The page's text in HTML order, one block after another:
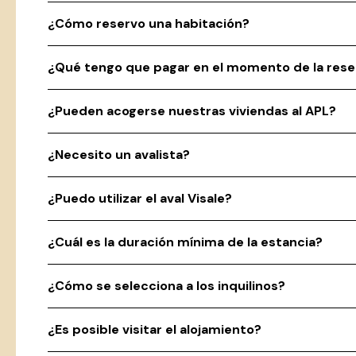
¿Cómo reservo una habitación?
¿Qué tengo que pagar en el momento de la
¿Pueden acogerse nuestras viviendas al APL?
¿Necesito un avalista?
¿Puedo utilizar el aval Visale?
¿Cuál es la duración mínima de la estancia?
¿Cómo se selecciona a los inquilinos?
¿Es posible visitar el alojamiento?